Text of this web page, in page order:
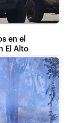
en el
El Alto